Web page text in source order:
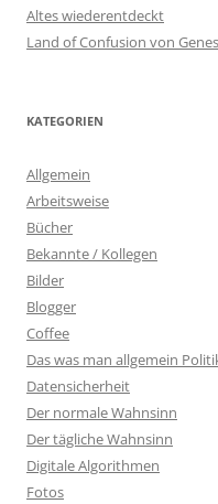
Altes wiederentdeckt
Land of Confusion von
KATEGORIEN
Allgemein
Arbeitsweise
Bücher
Bekannte / Kollegen
Bilder
Blogger
Coffee
Das was man allgemein
Datensicherheit
Der normale Wahnsinn
Der tägliche Wahnsinn
Digitale Algorithmen
Fotos